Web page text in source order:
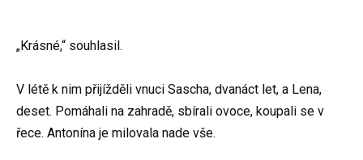
„Krásné,“ souhlasil.
V létě k nim přijížděli vnuci Sascha, dvanáct let, a Lena,
deset. Pomáhali na zahradě, sbírali ovoce, koupali se v
řece. Antonína je milovala nade vše.